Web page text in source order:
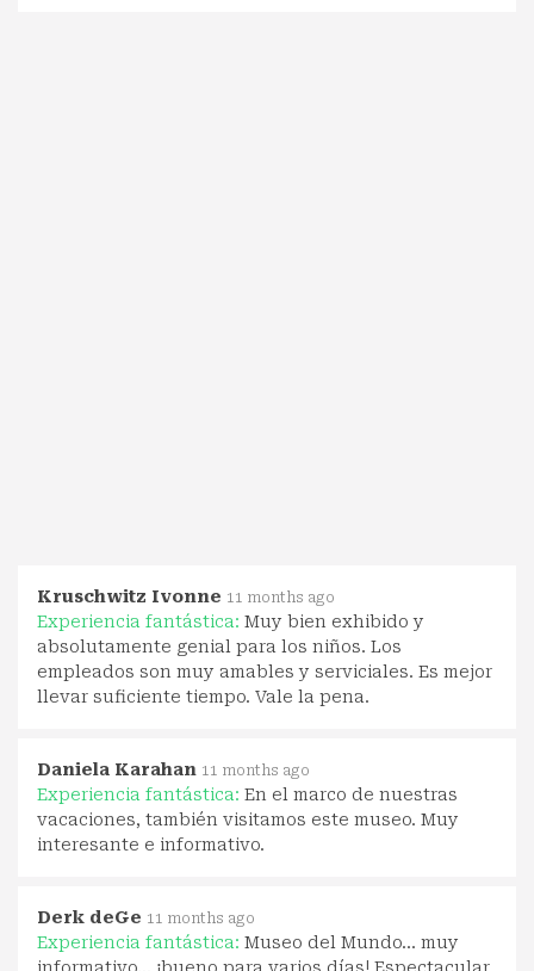
Kruschwitz Ivonne 11 months ago
Experiencia fantástica: Muy bien exhibido y
absolutamente genial para los niños. Los
empleados son muy amables y serviciales. Es mejor
llevar suficiente tiempo. Vale la pena.
Daniela Karahan 11 months ago
Experiencia fantástica: En el marco de nuestras
vacaciones, también visitamos este museo. Muy
interesante e informativo.
Derk deGe 11 months ago
Experiencia fantástica: Museo del Mundo... muy
informativo... ¡bueno para varios días! Espectacular